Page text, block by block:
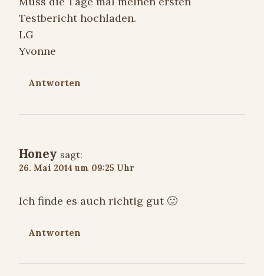
Testbericht hochladen.
LG
Yvonne
Antworten
Honey sagt:
26. Mai 2014 um 09:25 Uhr
Ich finde es auch richtig gut 🙂
Antworten